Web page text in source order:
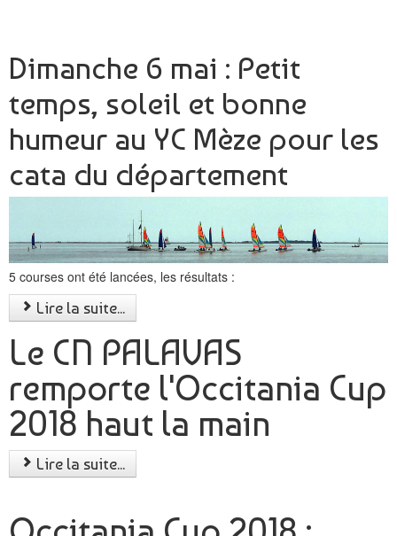
Dimanche 6 mai : Petit
temps, soleil et bonne
humeur au YC Mèze pour les
cata du département
5 courses ont été lancées, les résultats :
Lire la suite...
Le CN PALAVAS
remporte l'Occitania Cup
2018 haut la main
Lire la suite...